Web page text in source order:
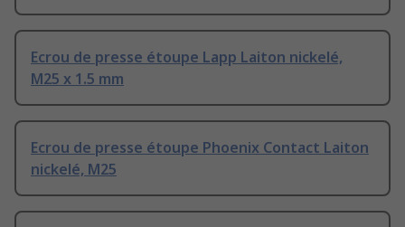
Ecrou de presse étoupe Lapp Laiton nickelé,
M25 x 1.5 mm
Ecrou de presse étoupe Phoenix Contact Laiton
nickelé, M25